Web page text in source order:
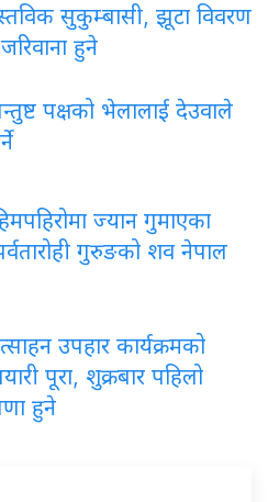
सुकुम्बासी, झूटा विवरण
हुने
पक्षको भेलालाई देउवाले
ज्यान गुमाएका
पर्वतारोही गुरुङको शव नेपाल
उपहार कार्यक्रमको
पूरा, शुक्रबार पहिलो
हुने